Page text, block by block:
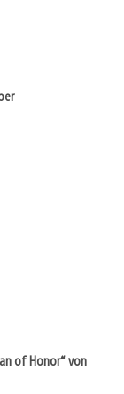
of Honor“ von